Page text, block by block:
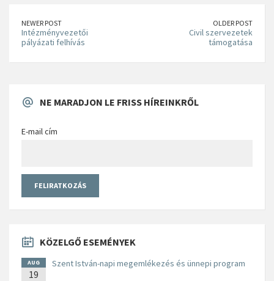
NEWER POST
Intézményvezetői
pályázati felhívás
OLDER POST
Civil szervezetek
támogatása
NE MARADJON LE FRISS HÍREINKRŐL
E-mail cím
KÖZELGŐ ESEMÉNYEK
AUG
19
Szent István-napi megemlékezés és ünnepi program